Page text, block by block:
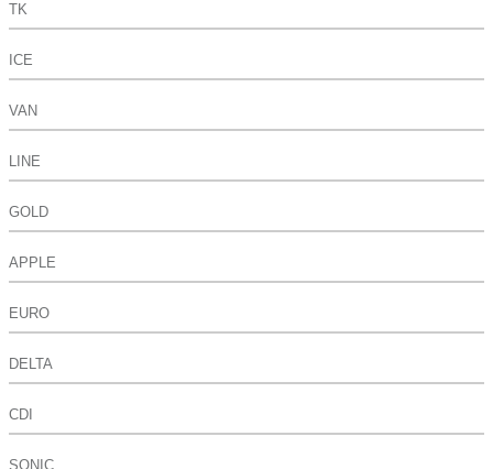
TK
ICE
VAN
LINE
GOLD
APPLE
EURO
DELTA
CDI
SONIC